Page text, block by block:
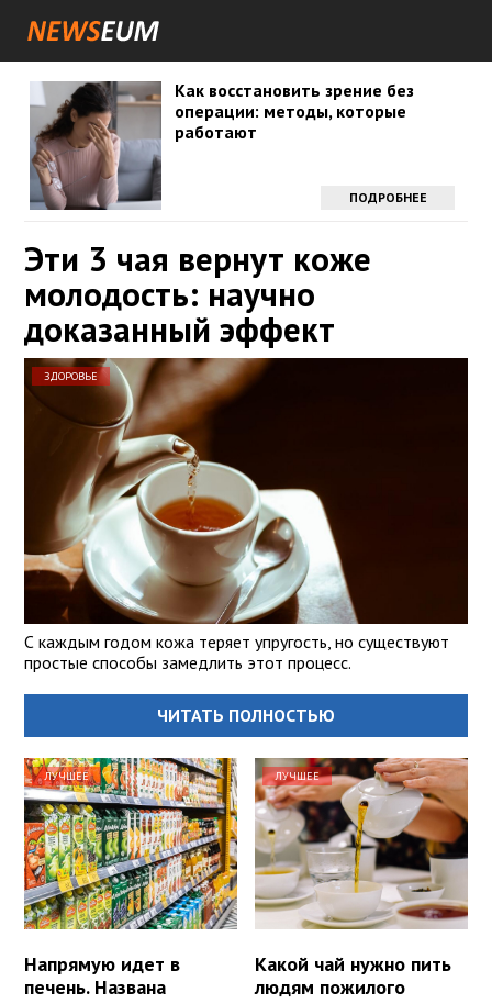
Как восстановить зрение без
операции: методы, которые
работают
ПОДРОБНЕЕ
Эти 3 чая вернут коже
молодость: научно
доказанный эффект
ЗДОРОВЬЕ
С каждым годом кожа теряет упругость, но существуют
простые способы замедлить этот процесс.
ЧИТАТЬ ПОЛНОСТЬЮ
ЛУЧШЕЕ
Напрямую идет в
печень. Названа
ЛУЧШЕЕ
Какой чай нужно пить
людям пожилого